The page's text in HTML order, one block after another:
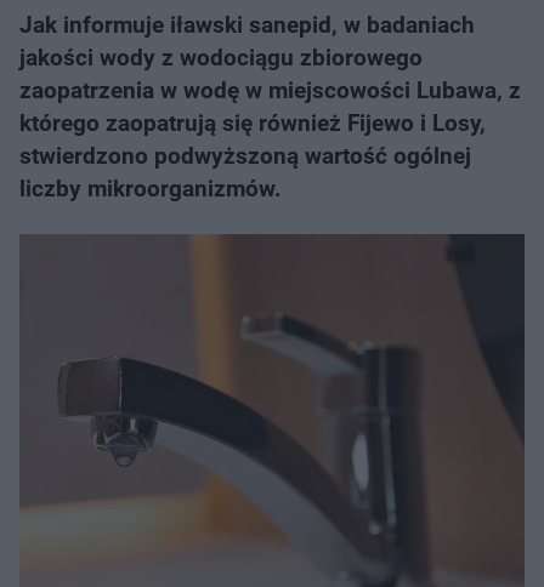
Jak informuje iławski sanepid, w badaniach
jakości wody z wodociągu zbiorowego
zaopatrzenia w wodę w miejscowości Lubawa, z
którego zaopatrują się również Fijewo i Losy,
stwierdzono podwyższoną wartość ogólnej
liczby mikroorganizmów.